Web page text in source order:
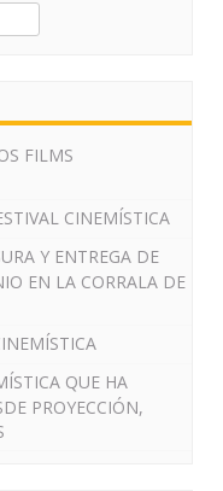
FILMS
CINEMÍSTICA
Y ENTREGA DE
EN LA CORRALA DE
QUE HA
PROYECCIÓN,